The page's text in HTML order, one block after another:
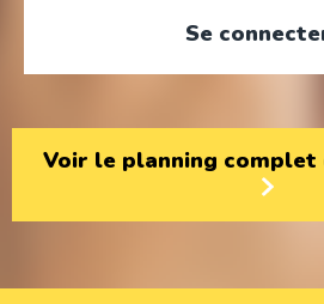
Se
Voir le planning